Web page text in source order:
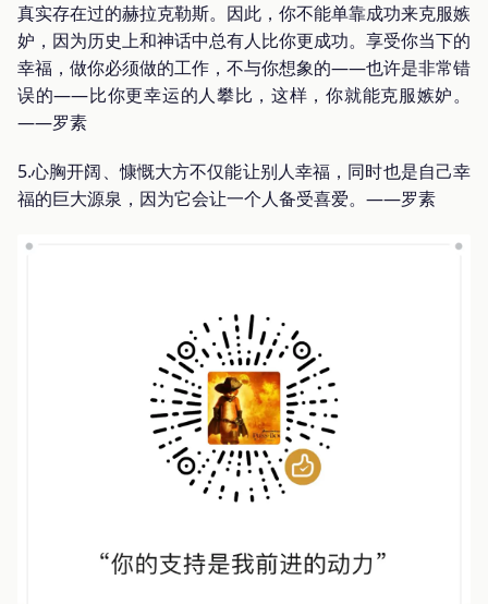
真实存在过的赫拉克勒斯。因此，你不能单靠成功来克服嫉
妒，因为历史上和神话中总有人比你更成功。享受你当下的
幸福，做你必须做的工作，不与你想象的——也许是非常错
误的——比你更幸运的人攀比，这样，你就能克服嫉妒。
——罗素
5.心胸开阔、慷慨大方不仅能让别人幸福，同时也是自己幸
福的巨大源泉，因为它会让一个人备受喜爱。——罗素